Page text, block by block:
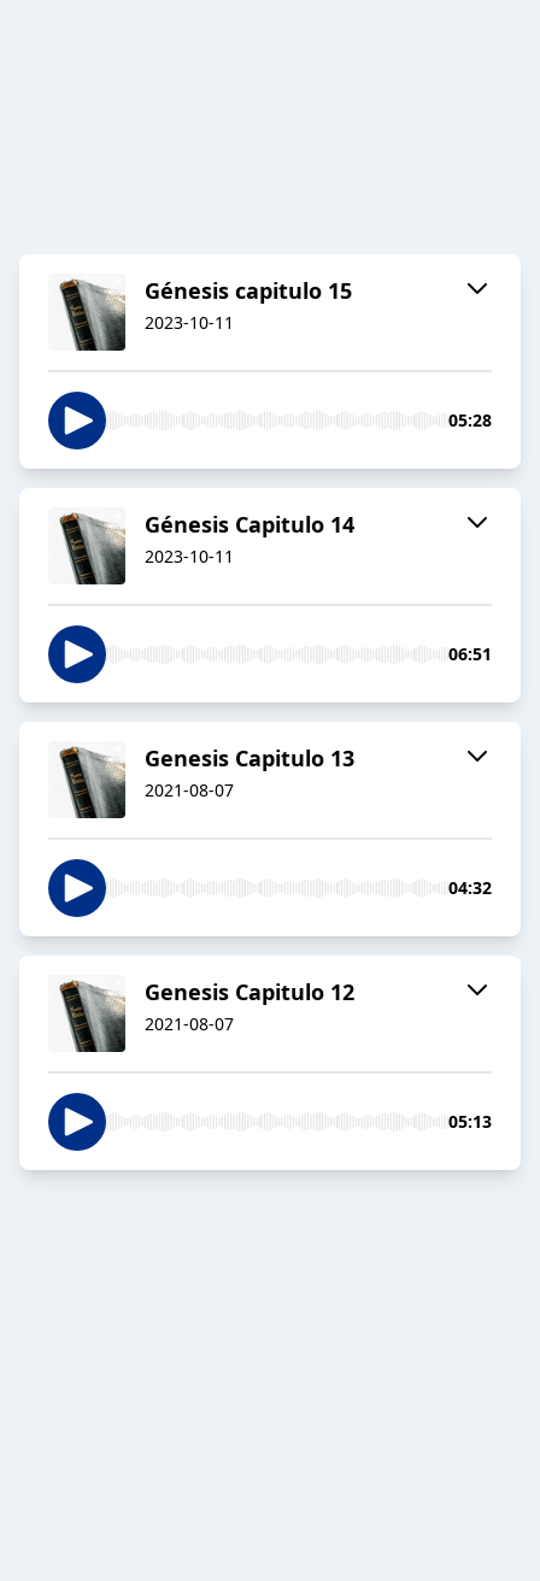
Génesis capitulo 15
2023-10-11
05:28
Génesis Capitulo 14
2023-10-11
06:51
Genesis Capitulo 13
2021-08-07
04:32
Genesis Capitulo 12
2021-08-07
05:13